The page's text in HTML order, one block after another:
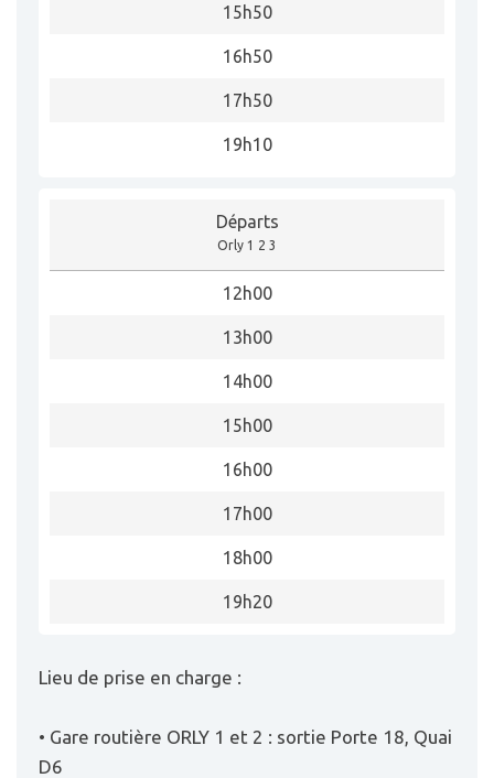
15h50
16h50
17h50
19h10
Départs
Orly 1 2 3
12h00
13h00
14h00
15h00
16h00
17h00
18h00
19h20
Lieu de prise en charge :
• Gare routière ORLY 1 et 2 : sortie Porte 18, Quai
D6